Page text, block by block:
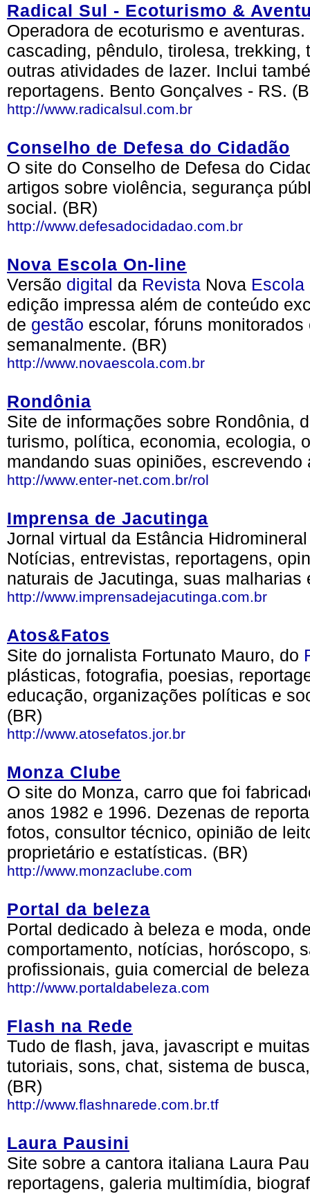
Radical Sul - Ecoturismo &
Operadora de ecoturismo e
cascading, pêndulo, tirolesa,
outras atividades de lazer. Inclui
reportagens. Bento Gonçalves - RS.
http://www.radicalsul.com.br
Conselho de Defesa do Cidadão
O site do Conselho de Defesa do
artigos sobre violência, segurança
social. (BR)
http://www.defesadocidadao.com.br
Nova Escola On-line
Versão digital da Revista Nova Escola
edição impressa além de conteúdo
de gestão escolar, fóruns
semanalmente. (BR)
http://www.novaescola.com.br
Rondônia
Site de informações sobre Rondônia,
turismo, política, economia, ecologia,
mandando suas opiniões, escrevendo
http://www.enter-net.com.br/rol
Imprensa de Jacutinga
Jornal virtual da Estância
Notícias, entrevistas, reportagens,
naturais de Jacutinga, suas malharias
http://www.imprensadejacutinga.com.br
Atos&Fatos
Site do jornalista Fortunato Mauro, do
plásticas, fotografia, poesias,
educação, organizações políticas e
(BR)
http://www.atosefatos.jor.br
Monza Clube
O site do Monza, carro que foi
anos 1982 e 1996. Dezenas de
fotos, consultor técnico, opinião de
proprietário e estatísticas. (BR)
http://www.monzaclube.com
Portal da beleza
Portal dedicado à beleza e moda,
comportamento, notícias, horóscopo,
profissionais, guia comercial de
http://www.portaldabeleza.com
Flash na Rede
Tudo de flash, java, javascript e
tutoriais, sons, chat, sistema de
(BR)
http://www.flashnarede.com.br.tf
Laura Pausini
Site sobre a cantora italiana Laura
reportagens, galeria multimídia,